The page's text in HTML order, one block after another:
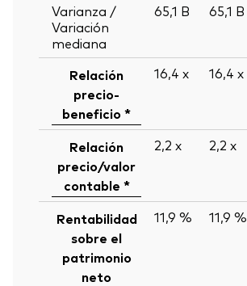
Varianza /
Variación
mediana
65,1 B 65,1 B
Relación
precio-
beneficio *
16,4 x 16,4 x
Relación
precio/valor
contable *
2,2 x 2,2 x
Rentabilidad
sobre el
patrimonio
neto
11,9 % 11,9 %